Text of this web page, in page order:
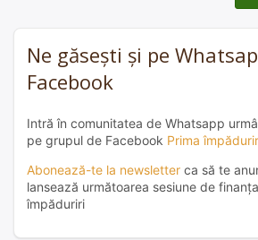
Ne găsești și pe
Facebook
Intră în comunitatea de Whatsapp
pe grupul de Facebook Prima
Abonează-te la newsletter ca să te
lansează următoarea sesiune de
împăduriri